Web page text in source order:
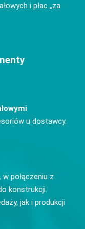
i płac „za
u dostawcy.
połączeniu z
konstrukcji.
jak i produkcji